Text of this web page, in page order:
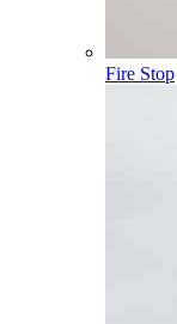
Fire Stop